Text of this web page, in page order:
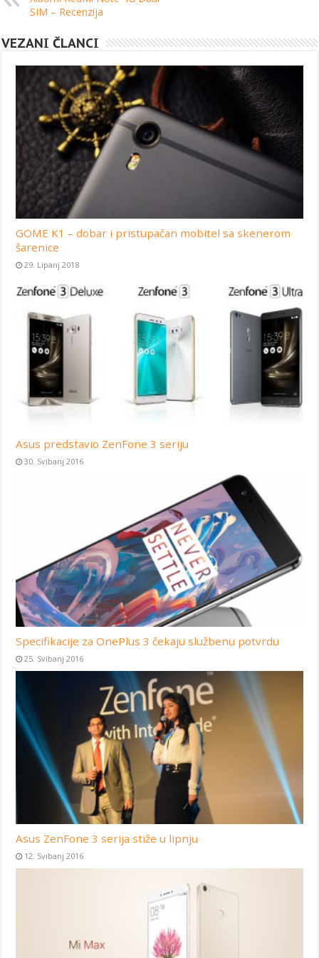
SIM – Recenzija
VEZANI ČLANCI
GOME K1 – dobar i pristupačan mobitel sa skenerom
šarenice
29. Lipanj 2018
Asus predstavio ZenFone 3 seriju
30. Svibanj 2016
Specifikacije za OnePlus 3 čekaju službenu potvrdu
25. Svibanj 2016
Asus ZenFone 3 serija stiže u lipnju
12. Svibanj 2016